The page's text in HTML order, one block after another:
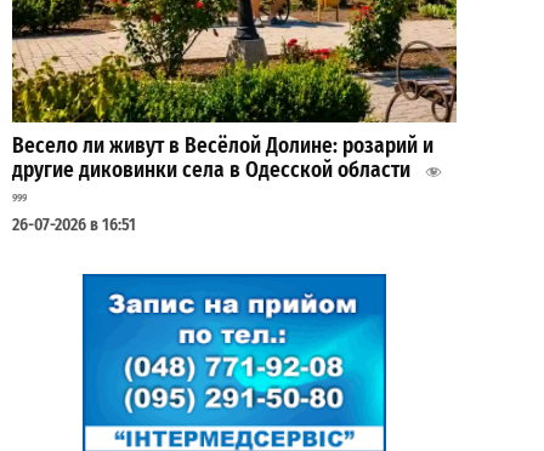
Весело ли живут в Весёлой Долине: розарий и
другие диковинки села в Одесской области
999
26-07-2026 в 16:51